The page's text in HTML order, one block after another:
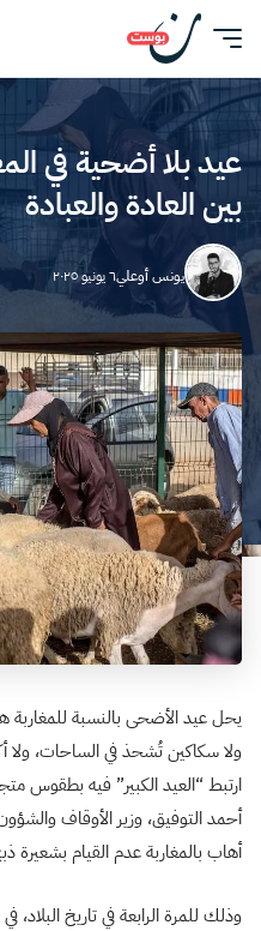
عيد بلا أضحية في
بين العادة والعبادة
يونس أوعلي٦ يونيو ٢٠٢٥
يحل عيد الأضحى بالنسبة للمغاربة
ولا سكاكين تُشحذ في الساحات، ولا
ارتبط “العيد الكبير” فيه بطقوس
أحمد التوفيق، وزير الأوقاف
أهاب بالمغاربة عدم القيام بشعيرة
وذلك للمرة الرابعة في تاريخ